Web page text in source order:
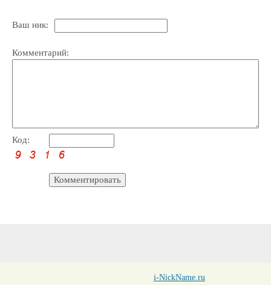
Ваш ник:
Комментарий:
Код:
i-NickName.ru